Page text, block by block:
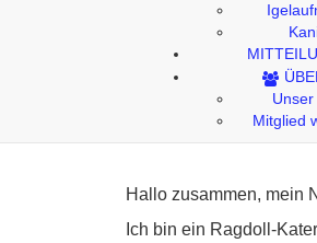
Unser
Mitglied
Hallo zusammen, mein
Ich bin ein Ragdoll-